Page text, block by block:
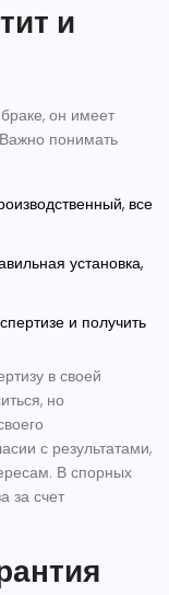
и
он имеет
понимать
все
установка,
и получить
в своей
но
с результатами,
В спорных
за счет